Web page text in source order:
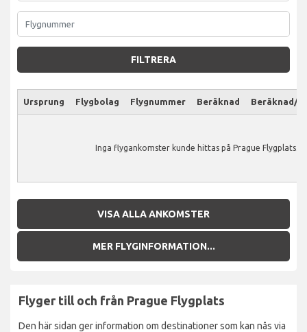
FILTRERA
Ursprung Flygbolag Flygnummer Beräknad Beräknad/
Inga flygankomster kunde hittas på Prague Flygplats.
VISA ALLA ANKOMSTER
MER FLYGINFORMATION...
Flyger till och från Prague Flygplats
Den här sidan ger information om destinationer som kan nås via